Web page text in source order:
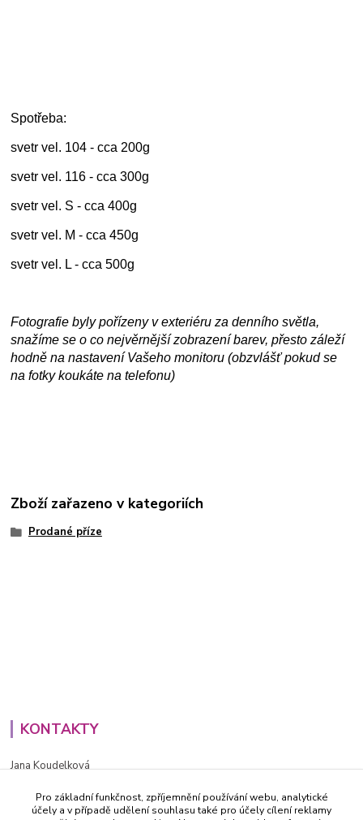
Spotřeba:
svetr vel. 104 - cca 200g
svetr vel. 116 - cca 300g
svetr vel. S - cca 400g
svetr vel. M - cca 450g
svetr vel. L - cca 500g
Fotografie byly pořízeny v exteriéru za denního světla,
snažíme se o co nejvěrnější zobrazení barev, přesto záleží
hodně na nastavení Vašeho monitoru (obzvlášť pokud se
na fotky koukáte na telefonu)
Zboží zařazeno v kategoriích
Prodané příze
KONTAKTY
Jana Koudelková
PO - PÁ (8-16h)
Pro základní funkčnost, zpříjemnění používání webu, analytické
účely a v případě udělení souhlasu také pro účely cílení reklamy